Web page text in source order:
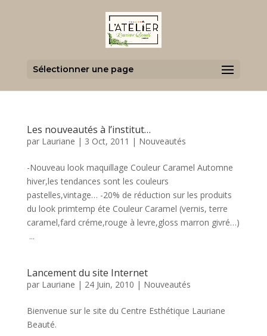
Sélectionner une page
Les nouveautés à l’institut…
par Lauriane | 3 Oct, 2011 | Nouveautés
-Nouveau look maquillage Couleur Caramel Automne
hiver,les tendances sont les couleurs
pastelles,vintage… -20% de réduction sur les produits
du look primtemp éte Couleur Caramel (vernis, terre
caramel,fard créme,rouge à levre,gloss marron givré…)
...
Lancement du site Internet
par Lauriane | 24 Juin, 2010 | Nouveautés
Bienvenue sur le site du Centre Esthétique Lauriane
Beauté.